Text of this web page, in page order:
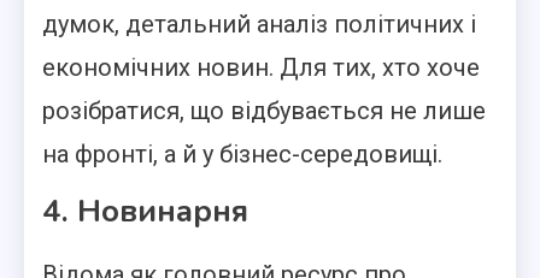
думок, детальний аналіз політичних і
економічних новин. Для тих, хто хоче
розібратися, що відбувається не лише
на фронті, а й у бізнес-середовищі.
4. Новинарня